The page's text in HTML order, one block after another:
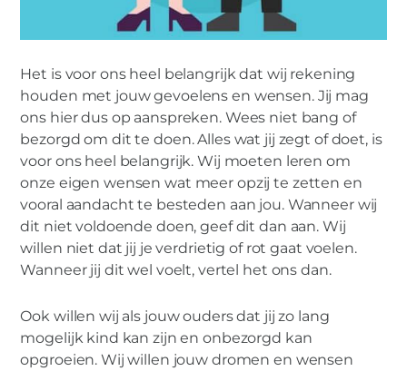
Het is voor ons heel belangrijk dat wij rekening
houden met jouw gevoelens en wensen. Jij mag
ons hier dus op aanspreken. Wees niet bang of
bezorgd om dit te doen. Alles wat jij zegt of doet, is
voor ons heel belangrijk. Wij moeten leren om
onze eigen wensen wat meer opzij te zetten en
vooral aandacht te besteden aan jou. Wanneer wij
dit niet voldoende doen, geef dit dan aan. Wij
willen niet dat jij je verdrietig of rot gaat voelen.
Wanneer jij dit wel voelt, vertel het ons dan.
Ook willen wij als jouw ouders dat jij zo lang
mogelijk kind kan zijn en onbezorgd kan
opgroeien. Wij willen jouw dromen en wensen